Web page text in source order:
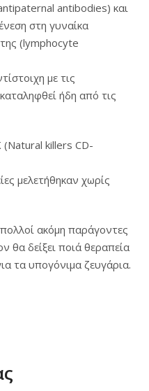
antibodies) και
στη γυναίκα
(lymphocyte
με τις
ήδη από τις
killers CD-
μελετήθηκαν χωρίς
ακόμη παράγοντες
θα δείξει ποιά θεραπεία
τα υπογόνιμα ζευγάρια.